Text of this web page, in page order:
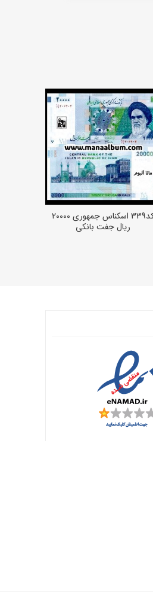
افزودن به سبد خرید کد339 اسکناس جمهوری 20000
ریال جفت بانکی